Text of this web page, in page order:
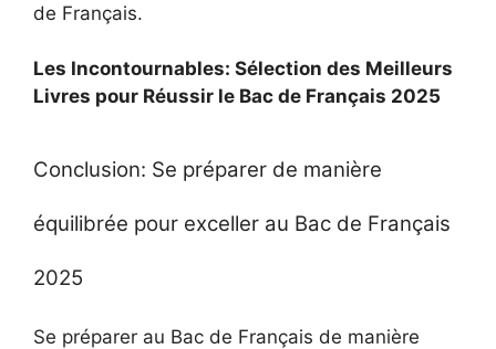
de Français.
Les Incontournables: Sélection des Meilleurs
Livres pour Réussir le Bac de Français 2025
Conclusion: Se préparer de manière
équilibrée pour exceller au Bac de Français
2025
Se préparer au Bac de Français de manière